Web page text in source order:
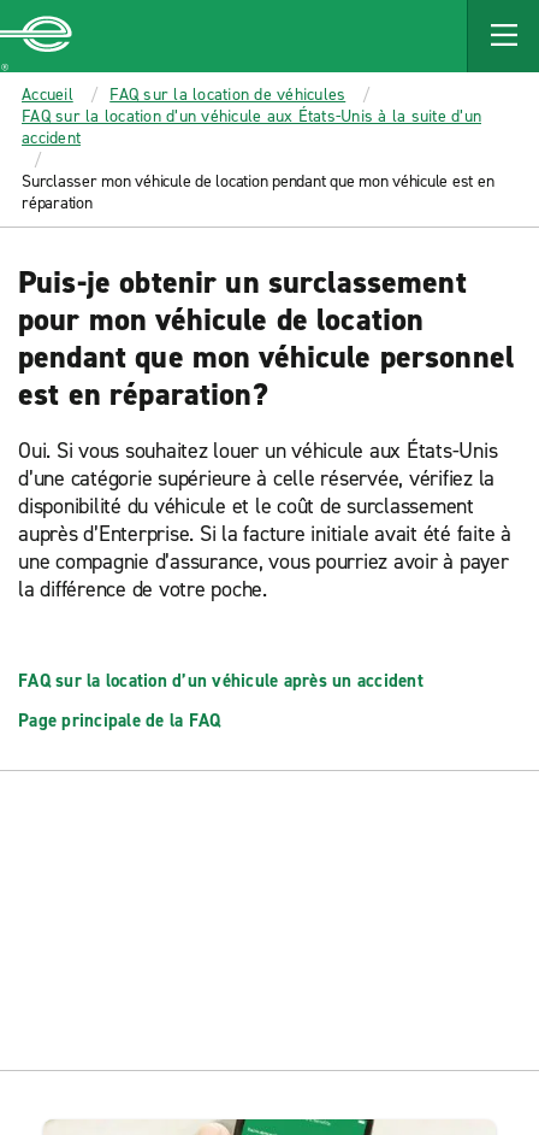
MAIN
CONTENT
Enterprise
Accueil
FAQ sur la location de véhicules
FAQ sur la location d’un véhicule aux États-Unis à la suite d’un
accident
Surclasser mon véhicule de location pendant que mon véhicule est en
réparation
Puis-je obtenir un surclassement
pour mon véhicule de location
pendant que mon véhicule personnel
est en réparation?
Oui. Si vous souhaitez louer un véhicule aux États-Unis
d’une catégorie supérieure à celle réservée, vérifiez la
disponibilité du véhicule et le coût de surclassement
auprès d’Enterprise. Si la facture initiale avait été faite à
une compagnie d’assurance, vous pourriez avoir à payer
la différence de votre poche.
FAQ sur la location d’un véhicule après un accident
Page principale de la FAQ